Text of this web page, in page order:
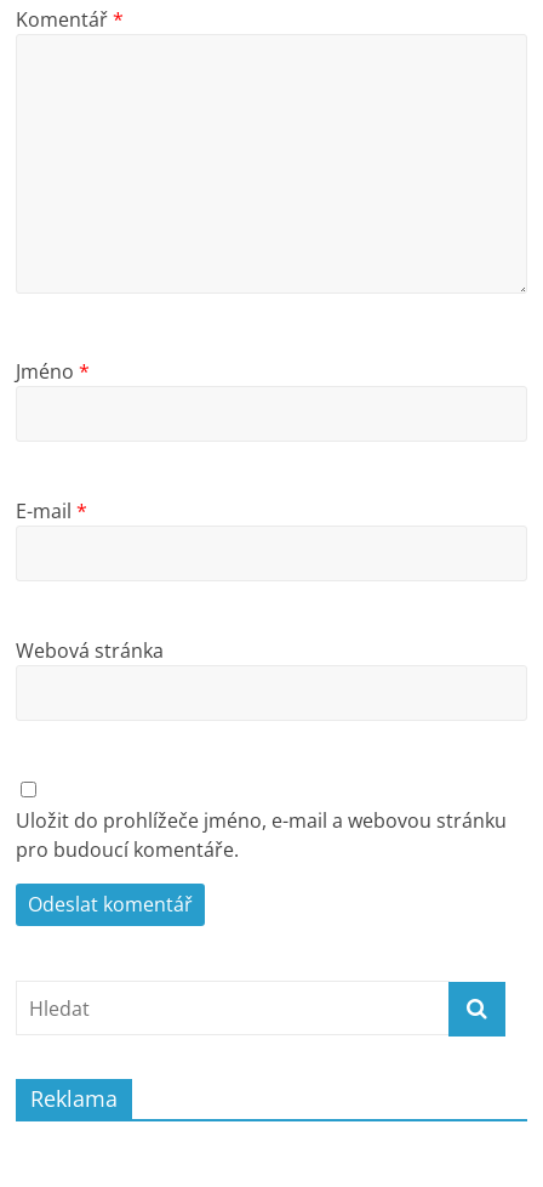
Komentář*
Jméno*
E-mail*
Webová stránka
Uložit do prohlížeče jméno, e-mail a webovou stránku
pro budoucí komentáře.
Reklama